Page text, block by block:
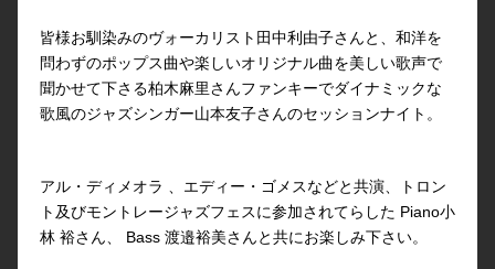
皆様お馴染みのヴォーカリスト田中利由子さんと、和洋を
問わずのポップス曲や楽しいオリジナル曲を美しい歌声で
聞かせて下さる柏木麻里さんファンキーでダイナミックな
歌風のジャズシンガー山本友子さんのセッションナイト。
アル・ディメオラ 、エディー・ゴメスなどと共演、トロン
ト及びモントレージャズフェスに参加されてらした Piano小
林 裕さん、 Bass 渡邉裕美さんと共にお楽しみ下さい。